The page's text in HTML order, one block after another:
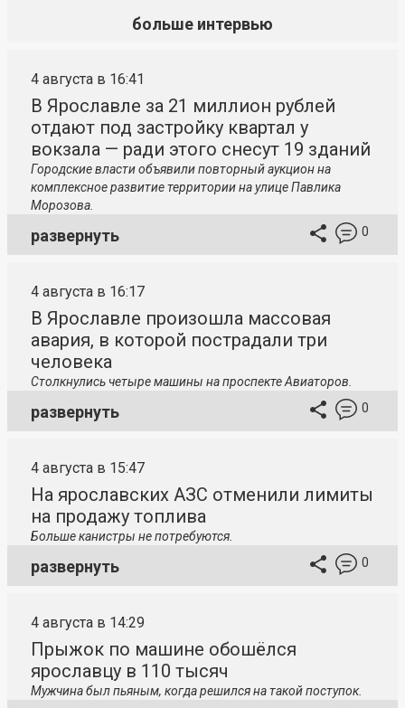
больше интервью
4 августа в 16:41
В Ярославле за 21 миллион рублей
отдают под застройку квартал у
вокзала — ради этого снесут 19 зданий
Городские власти объявили повторный аукцион на
комплексное развитие территории на улице Павлика
Морозова.
развернуть 0
4 августа в 16:17
В Ярославле произошла массовая
авария, в которой пострадали три
человека
Столкнулись четыре машины на проспекте Авиаторов.
развернуть 0
4 августа в 15:47
На ярославских АЗС отменили лимиты
на продажу топлива
Больше канистры не потребуются.
развернуть 0
4 августа в 14:29
Прыжок по машине обошёлся
ярославцу в 110 тысяч
Мужчина был пьяным, когда решился на такой поступок.